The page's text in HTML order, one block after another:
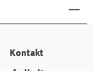
Kontakt